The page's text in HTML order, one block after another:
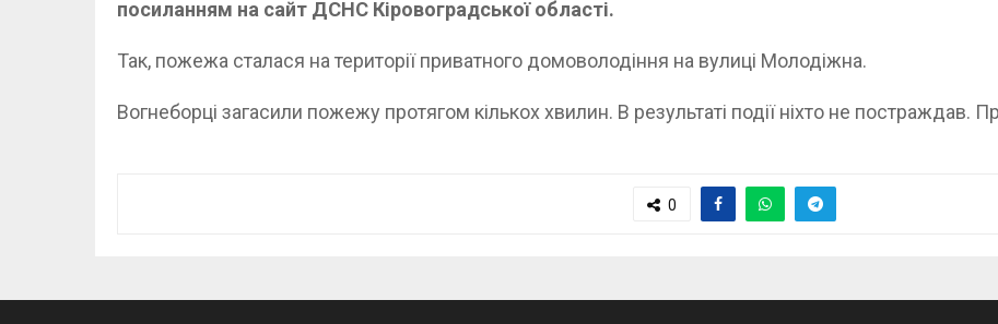
посиланням на сайт ДСНС Кіровоградської області.
Так, пожежа сталася на території приватного домоволодіння на вулиці Молодіжна.
Вогнеборці загасили пожежу протягом кількох хвилин. В результаті події ніхто не постраждав.
0